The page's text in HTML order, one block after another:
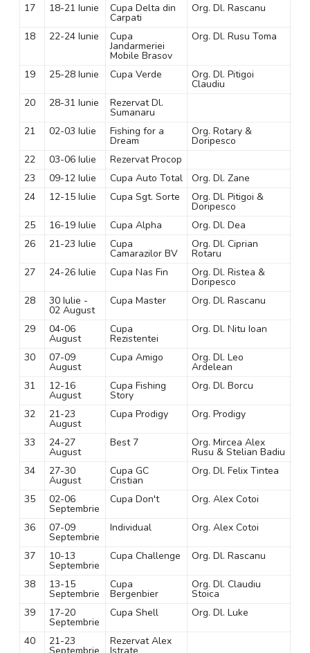
17
18-21 Iunie Cupa Delta din
Carpati
Org. Dl. Rascanu
18 22-24 Iunie Cupa
Jandarmeriei
Mobile Brasov
Org. Dl. Rusu Toma
19 25-28 Iunie Cupa Verde Org. Dl. Pitigoi
Claudiu
20
28-31 Iunie Rezervat Dl.
Sumanaru
21
02-03 Iulie Fishing for a
Dream
Org. Rotary &
Doripesco
22
03-06 Iulie
Rezervat Procop
23
09-12 Iulie Cupa Auto Total
Org. Dl. Zane
24
12-15 Iulie Cupa Sgt. Sorte Org. Dl. Pitigoi &
Doripesco
25
16-19 Iulie Cupa Alpha
Org. Dl. Dea
26
21-23 Iulie Cupa
Camarazilor BV
Org. Dl. Ciprian
Rotaru
27
24-26 Iulie Cupa Nas Fin Org. Dl. Ristea &
Doripesco
28
30 Iulie -
02 August
Cupa Master Org. Dl. Rascanu
29 04-06
August
Cupa
Rezistentei
Org. Dl. Nitu Ioan
30 07-09
August
Cupa Amigo Org. Dl. Leo
Ardelean
31
12-16
August
Cupa Fishing
Story
Org. Dl. Borcu
32 21-23
August
Cupa Prodigy Org. Prodigy
33 24-27
August
Best 7 Org. Mircea Alex
Rusu & Stelian Badiu
34
27-30
August
Cupa GC
Cristian
Org. Dl. Felix Tintea
35 02-06
Septembrie
Cupa Don't Org. Alex Cotoi
36 07-09
Septembrie
Individual Org. Alex Cotoi
37 10-13
Septembrie
Cupa Challenge Org. Dl. Rascanu
38 13-15
Septembrie
Cupa
Bergenbier
Org. Dl. Claudiu
Stoica
39
17-20
Septembrie
Cupa Shell Org. Dl. Luke
40 21-23
Septembrie
Rezervat Alex
Istrate